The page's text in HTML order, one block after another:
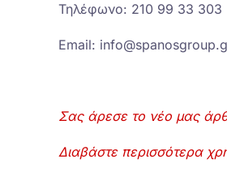
Τηλέφωνο: 210 99 33 303
Email:
Σας άρεσε το νέο μας
Διαβάστε περισσότερα